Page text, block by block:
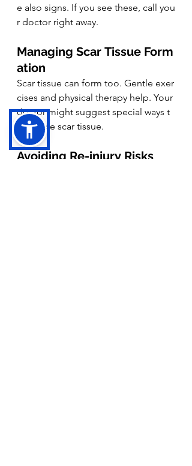
e also signs. If you see these, call you
r doctor right away.
Managing Scar Tissue Form
ation
Scar tissue can form too. Gentle exer
cises and physical therapy help. Your
doctor might suggest special ways t
o reduce scar tissue.
Avoiding Re-injury Risks